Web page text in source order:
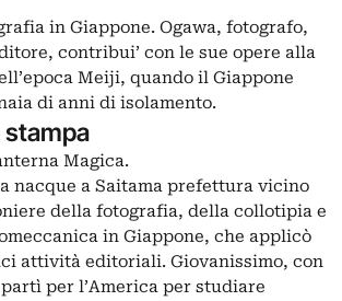
in Giappone. Ogawa, fotografo,
contribui’ con le sue opere alla
Meiji, quando il Giappone
di anni di isolamento.
Magica.
nacque a Saitama prefettura vicino
della fotografia, della collotipia e
in Giappone, che applicò
attività editoriali. Giovanissimo, con
per l’America per studiare